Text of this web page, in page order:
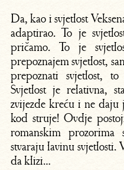
Da, kao i svjetlost
adaptirao. To je
pričamo. To je
prepoznajem svjetlost,
prepoznati svjetlost,
Svjetlost je relativna,
zvijezde kreću i ne daju
kod struje! Ovdje
romanskim
stvaraju lavinu svjetlosti.
da klizi…